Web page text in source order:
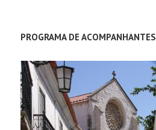
PROGRAMA DE ACOMPANHANTES